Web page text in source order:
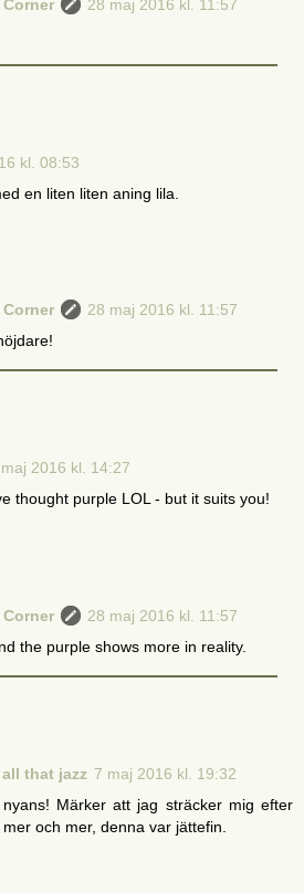
28 maj 2016 kl. 11:57
kl. 08:53
en liten liten aning lila.
28 maj 2016 kl. 11:57
2016 kl. 14:27
thought purple LOL - but it suits you!
28 maj 2016 kl. 11:57
the purple shows more in reality.
that jazz 7 maj 2016 kl. 19:32
Märker att jag sträcker mig efter
och mer, denna var jättefin.